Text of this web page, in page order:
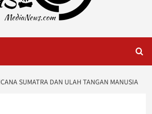
SUMATRA DAN ULAH TANGAN MANUSIA